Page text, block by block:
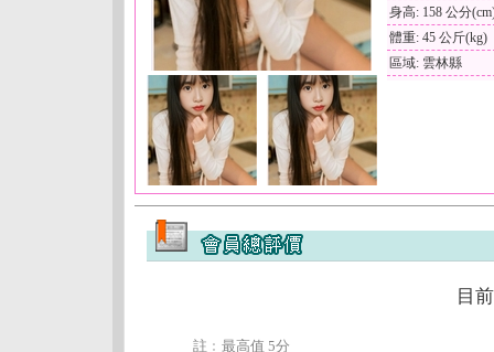
身高: 158 公分
體重: 45 公斤(kg)
區域: 雲林縣
目
註﹕最高值 5分